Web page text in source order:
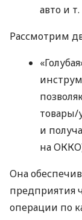
авто и т.
Рассмотрим
товары/
и
на
Она
предприятия
операции по